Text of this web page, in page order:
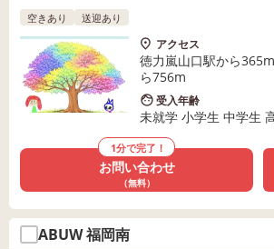
空きあり 送迎あり
アクセス
徳力嵐山口駅から
ら756m
受入年齢
未就学 小学生 中学生
1分で完了！
お問い合わせ
（無料）
ABUW 福岡南